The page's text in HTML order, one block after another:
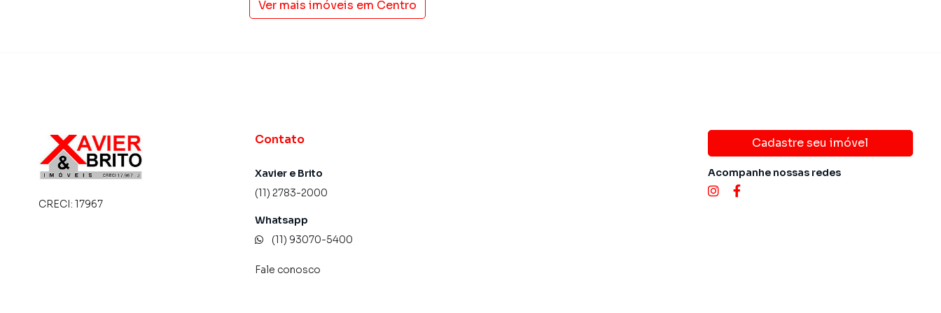
Ver mais imóveis em Centro
CRECI: 17967
Contato
Xavier e Brito
(11) 2783-2000
Whatsapp
(11) 93070-5400
Fale conosco
Cadastre seu imóvel
Acompanhe nossas redes